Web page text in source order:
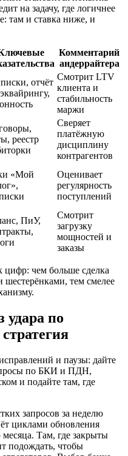
на задачу, где логичнее
там и ставка ниже, и
Комментарий
андеррайтера
отчёт
Смотрит LTV
клиента и
стабильность
маржи
реестр
Сверяет
платёжную
дисциплину
контрагентов
«Мой
Оценивает
регулярность
поступлений
ПиУ,
Смотрит
загрузку
мощностей и
заказы
чем больше сделка
тем смелее
удара по
и паузы: дайте
по БКИ и ПДН,
и подайте там, где
запросов за неделю
циклами обновления
Там, где закрыты
подождать, чтобы